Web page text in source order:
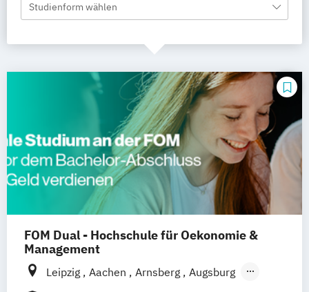
Studienform wählen
FOM Dual - Hochschule für Oekonomie &
Management
Leipzig Aachen Arnsberg
Augsburg